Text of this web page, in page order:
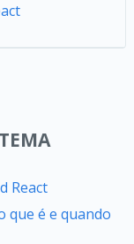
React
que é e quando